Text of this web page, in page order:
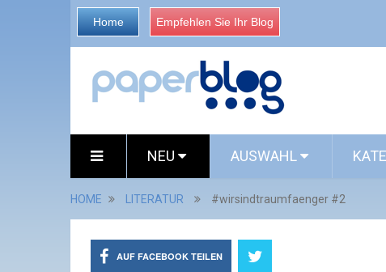
Home Empfehlen Sie Ihr Blog
NEU AUSWAHL
HOME LITERATUR #wirsindtraumfaenger #2
AUF FACEBOOK TEILEN